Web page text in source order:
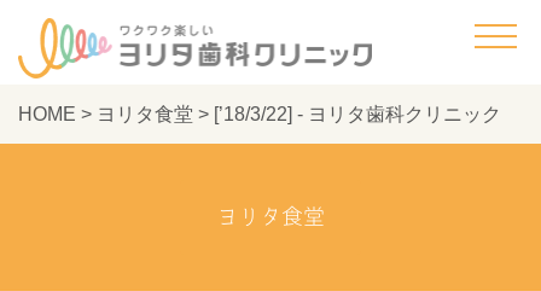
HOME > ヨリタ食堂 > [’18/3/22] - ヨリタ歯科クリニック
ヨリタ食堂